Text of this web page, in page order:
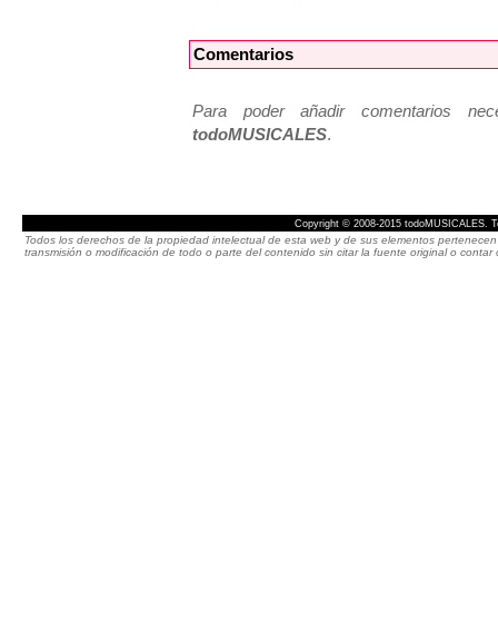
Comentarios
Para poder añadir comentarios
todoMUSICALES.
Copyright © 2008-2015 todoMUSICALES.
Todos los derechos de la propiedad intelectual de esta web y de sus elementos
transmisión o modificación de todo o parte del contenido sin citar la fuente original o